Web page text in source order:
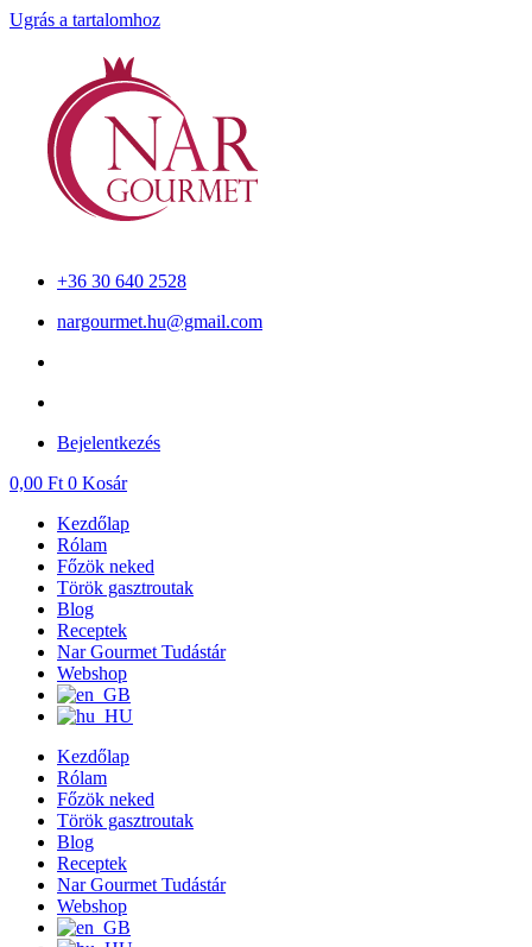
Ugrás a tartalomhoz
+36 30 640 2528
nargourmet.hu@gmail.com
Bejelentkezés
0,00 Ft 0 Kosár
Kezdőlap
Rólam
Főzök neked
Török gasztroutak
Blog
Receptek
Nar Gourmet Tudástár
Webshop
Kezdőlap
Rólam
Főzök neked
Török gasztroutak
Blog
Receptek
Nar Gourmet Tudástár
Webshop